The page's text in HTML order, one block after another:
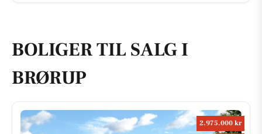
BOLIGER TIL SALG I
BRØRUP
2.975.000 kr